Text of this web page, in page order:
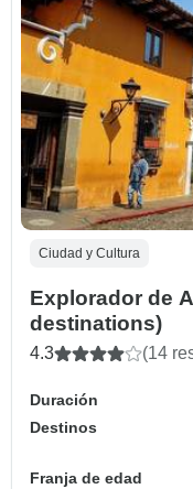
Ciudad y Cultura
Explorador de
destinations)
4.3 (14
Duración
Destinos
Franja de edad